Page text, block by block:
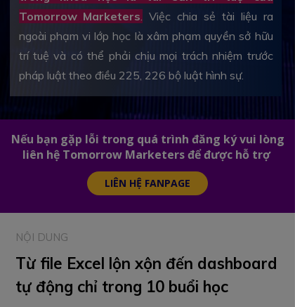
Tomorrow Marketers
Việc chia sẻ tài liệu ra
ngoài phạm vi lớp học là xâm phạm quyền sở hữu
trí tuệ và có thể phải chịu mọi trách nhiệm trước
pháp luật theo điều 225, 226 bộ luật hình sự.
Nếu bạn gặp lỗi trong quá trình đăng ký vui lòng
liên hệ Tomorrow Marketers để được hỗ trợ
LIÊN HỆ FANPAGE
Từ file Excel lộn xộn đến dashboard
tự động chỉ trong 10 buổi học
NỘI DUNG